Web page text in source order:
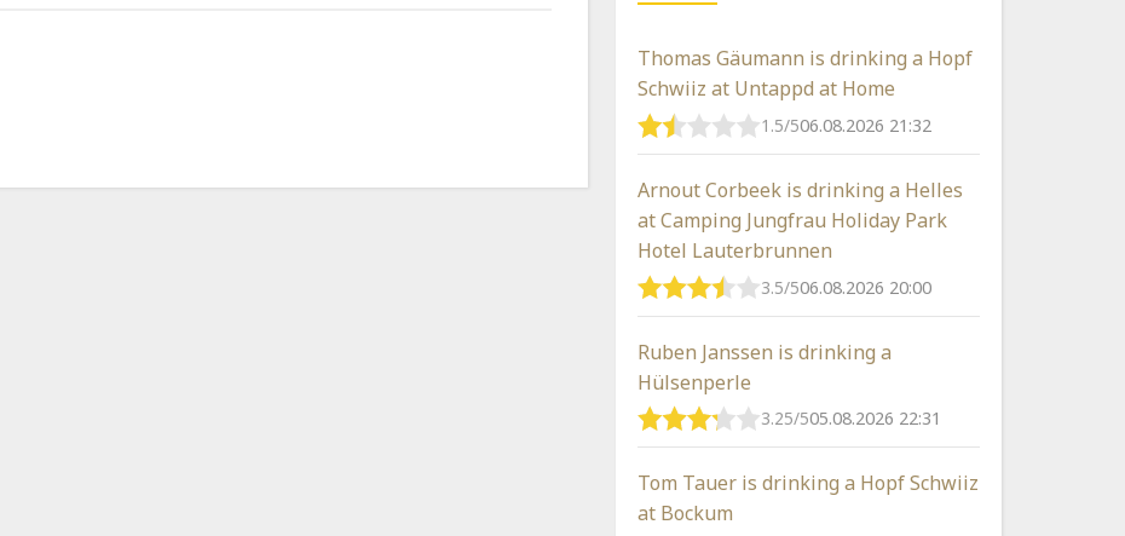
Thomas Gäumann is drinking a Hopf
Schwiiz at Untappd at Home
1.5/506.08.2026 21:32
Arnout Corbeek is drinking a Helles
at Camping Jungfrau Holiday Park
Hotel Lauterbrunnen
3.5/506.08.2026 20:00
Ruben Janssen is drinking a
Hülsenperle
3.25/505.08.2026 22:31
Tom Tauer is drinking a Hopf Schwiiz
at Bockum